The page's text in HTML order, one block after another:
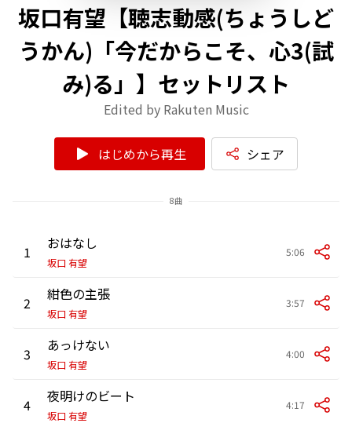
坂口有望【聴志動感(ちょうしど
うかん)「今だからこそ、心3(試
み)る」】セットリスト
Edited by Rakuten Music
はじめから再生 シェア
8曲
1 おはなし
坂口 有望
5:06
2 紺色の主張
坂口 有望
3:57
3 あっけない
坂口 有望
4:00
4 夜明けのビート
坂口 有望
4:17